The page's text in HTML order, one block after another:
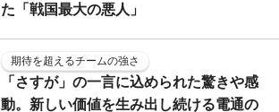
た「戦国最大の悪人」
期待を超えるチームの強さ
「さすが」の一言に込められた驚きや感
動。新しい価値を生み出し続ける電通の